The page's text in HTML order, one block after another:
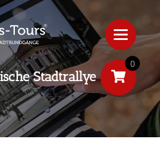
Stadtrallye
0